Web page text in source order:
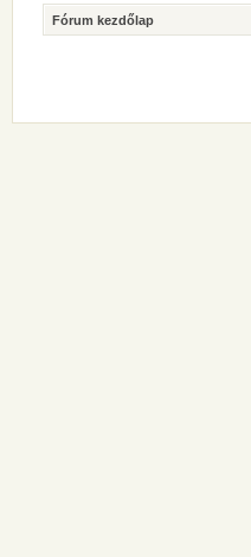
Fórum kezdőlap